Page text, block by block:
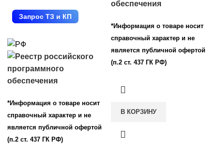
Запрос ТЗ и КП
*Информация о товаре носит
справочный характер и не
является публичной офертой
(п.2 ст. 437 ГК РФ)
*Информация о товаре носит
справочный характер и не
является публичной офертой
(п.2 ст. 437 ГК РФ)
В КОРЗИНУ